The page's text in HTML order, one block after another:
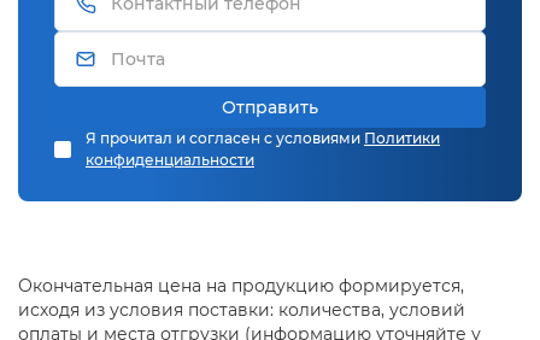
Отправить
Я прочитал и согласен с условиями Политики
конфиденциальности
Окончательная цена на продукцию формируется,
исходя из условия поставки: количества, условий
оплаты и места отгрузки (информацию уточняйте у